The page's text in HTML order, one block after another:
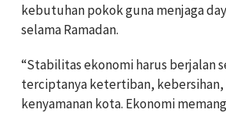
kebutuhan pokok guna menjaga
selama Ramadan.
“Stabilitas ekonomi harus berjalan
terciptanya ketertiban, kebersihan,
kenyamanan kota. Ekonomi